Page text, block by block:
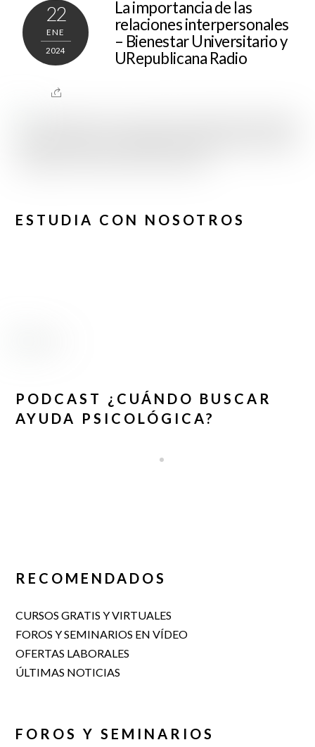
22
ENE
2024
La importancia de las
relaciones interpersonales
– Bienestar Universitario y
URepublicana Radio
ESTUDIA CON NOSOTROS
PODCAST ¿CUÁNDO BUSCAR
AYUDA PSICOLÓGICA?
RECOMENDADOS
CURSOS GRATIS Y VIRTUALES
FOROS Y SEMINARIOS EN VÍDEO
OFERTAS LABORALES
ÚLTIMAS NOTICIAS
FOROS Y SEMINARIOS